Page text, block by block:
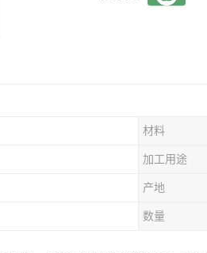
材料
加工用途
产地
数量